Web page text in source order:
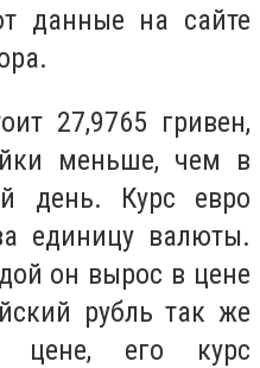
данные на сайте
27,9765 гривен,
меньше, чем в
день. Курс евро
единицу валюты.
он вырос в цене
рубль так же
цене, его курс